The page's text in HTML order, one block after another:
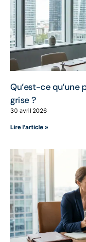
Qu’est-ce qu’une
grise ?
30 avril 2026
Lire l'article »